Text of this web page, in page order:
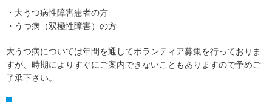
・大うつ病性障害患者の方
・うつ病（双極性障害）の方
大うつ病については年間を通してボランティア募集を行っておりま
すが、時期によりすぐにご案内できないこともありますので予めご
了承下さい。